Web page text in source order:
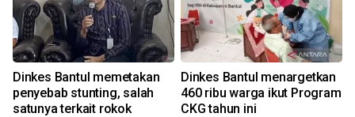
Dinkes Bantul memetakan
penyebab stunting, salah
satunya terkait rokok
Dinkes Bantul menargetkan
460 ribu warga ikut Program
CKG tahun ini